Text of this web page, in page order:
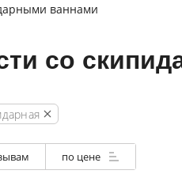
ваннами
со
по цене